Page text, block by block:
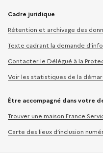
Cadre juridique
Rétention et archivage des
Texte cadrant la demande
Contacter le Délégué à la
Voir les statistiques de la
Être accompagné dans votre
Trouver une maison France
Carte des lieux d’inclusion